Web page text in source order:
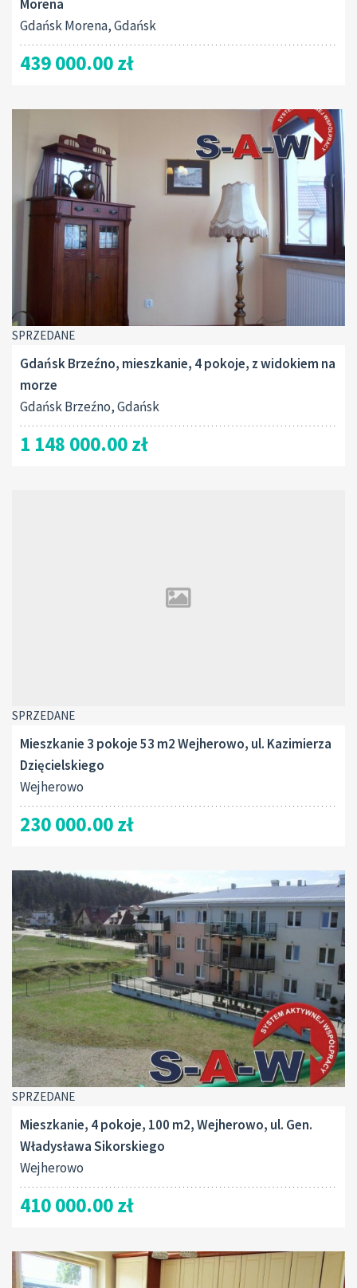
Morena
Gdańsk Morena, Gdańsk
439 000.00 zł
SPRZEDANE
Gdańsk Brzeźno, mieszkanie, 4 pokoje, z widokiem na
morze
Gdańsk Brzeźno, Gdańsk
1 148 000.00 zł
SPRZEDANE
Mieszkanie 3 pokoje 53 m2 Wejherowo, ul. Kazimierza
Dzięcielskiego
Wejherowo
230 000.00 zł
SPRZEDANE
Mieszkanie, 4 pokoje, 100 m2, Wejherowo, ul. Gen.
Władysława Sikorskiego
Wejherowo
410 000.00 zł